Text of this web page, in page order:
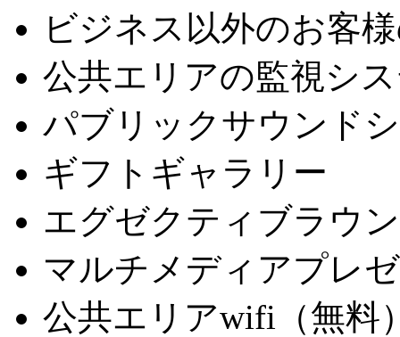
ビジネス以外のお客
公共エリアの監視シ
パブリックサウンド
ギフトギャラリー
エグゼクティブラウ
マルチメディアプレ
公共エリアwifi（無料